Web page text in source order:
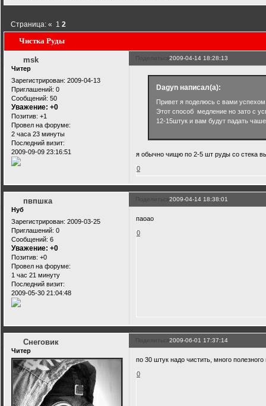
Чистка Руды
Страница:« 1 2
Поделиться2009-04-14 18:28:13
msk
Читер
Зарегистрирован: 2009-04-13
Приглашений: 0
Сообщений: 50
Уважение: +0
Позитив: +1
Провел на форуме:
2 часа 23 минуты
Последний визит:
2009-09-09 23:16:51
Dagyn написал(а):
Привет я поделюсь с вами
Этот способ медление но зато с
12-15штук и вам будут падать
я обычно чищю по 2-5 шт руды со стека
0
Поделиться2009-04-14 18:38:01
пвпшка
Нуб
Зарегистрирован: 2009-03-25
Приглашений: 0
Сообщений: 6
Уважение: +0
Позитив: +0
Провел на форуме:
1 час 21 минуту
Последний визит:
2009-05-30 21:04:48
паоао
0
Поделиться2009-06-01 17:37:14
Снеговик
Читер
по 30 штук надо чистить, много полезного
0